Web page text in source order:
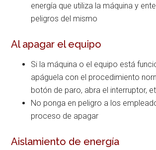
energía que utiliza la máquina y
peligros del mismo
Al apagar el equipo
Si la máquina o el equipo está
apáguela con el procedimiento
botón de paro, abra el interruptor,
No ponga en peligro a los
proceso de apagar
Aislamiento de energía